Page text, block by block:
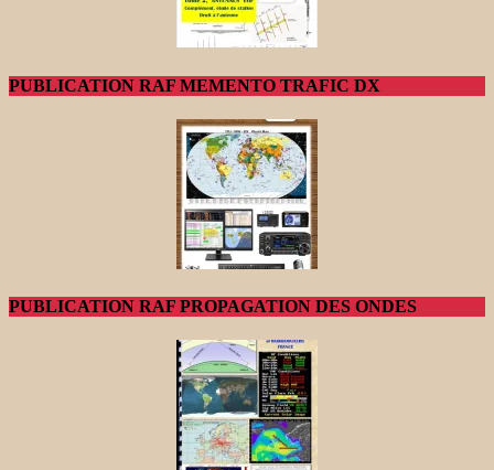
PUBLICATION RAF MEMENTO TRAFIC DX
PUBLICATION RAF PROPAGATION DES ONDES